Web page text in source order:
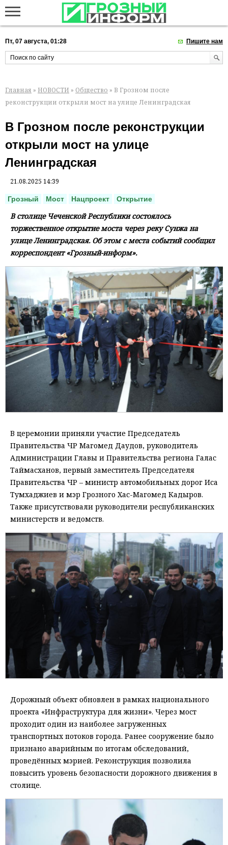
Пт, 07 августа, 01:28 Пишите нам
Главная » НОВОСТИ » Общество » В Грозном после
реконструкции открыли мост на улице Ленинградская
В Грозном после реконструкции
открыли мост на улице
Ленинградская
21.08.2025 14:39
Грозный Мост Нацпроект Открытие
В столице Чеченской Республики состоялось
торжественное открытие моста через реку Сунжа на
улице Ленинградская. Об этом с места событий сообщил
корреспондент «Грозный-информ».
В церемонии приняли участие Председатель
Правительства ЧР Магомед Даудов, руководитель
Администрации Главы и Правительства региона Галас
Таймасханов, первый заместитель Председателя
Правительства ЧР – министр автомобильных дорог Иса
Тумхаджиев и мэр Грозного Хас-Магомед Кадыров.
Также присутствовали руководители республиканских
министерств и ведомств.
Дорожный объект обновлен в рамках национального
проекта «Инфраструктура для жизни». Через мост
проходит один из наиболее загруженных
транспортных потоков города. Ранее сооружение было
признано аварийным по итогам обследований,
проведённых мэрией. Реконструкция позволила
повысить уровень безопасности дорожного движения в
столице.